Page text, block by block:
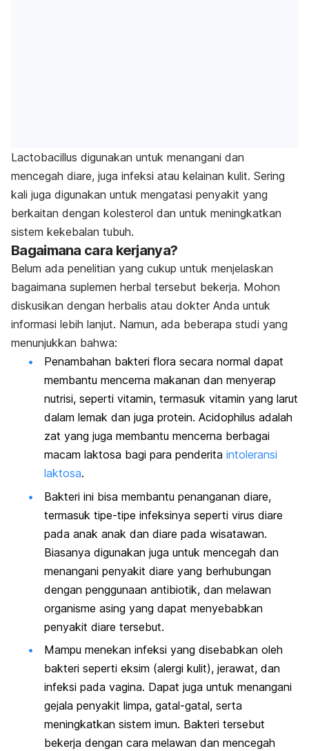
Lactobacillus digunakan untuk menangani dan
mencegah diare, juga infeksi atau kelainan kulit. Sering
kali juga digunakan untuk mengatasi penyakit yang
berkaitan dengan kolesterol dan untuk meningkatkan
sistem kekebalan tubuh.
Bagaimana cara kerjanya?
Belum ada penelitian yang cukup untuk menjelaskan
bagaimana suplemen herbal tersebut bekerja. Mohon
diskusikan dengan herbalis atau dokter Anda untuk
informasi lebih lanjut. Namun, ada beberapa studi yang
menunjukkan bahwa:
Penambahan bakteri flora secara normal dapat
membantu mencerna makanan dan menyerap
nutrisi, seperti vitamin, termasuk vitamin yang larut
dalam lemak dan juga protein. Acidophilus adalah
zat yang juga membantu mencerna berbagai
macam laktosa bagi para penderita intoleransi
laktosa.
Bakteri ini bisa membantu penanganan diare,
termasuk tipe-tipe infeksinya seperti virus diare
pada anak anak dan diare pada wisatawan.
Biasanya digunakan juga untuk mencegah dan
menangani penyakit diare yang berhubungan
dengan penggunaan antibiotik, dan melawan
organisme asing yang dapat menyebabkan
penyakit diare tersebut.
Mampu menekan infeksi yang disebabkan oleh
bakteri seperti eksim (alergi kulit), jerawat, dan
infeksi pada vagina. Dapat juga untuk menangani
gejala penyakit limpa, gatal-gatal, serta
meningkatkan sistem imun. Bakteri tersebut
bekerja dengan cara melawan dan mencegah